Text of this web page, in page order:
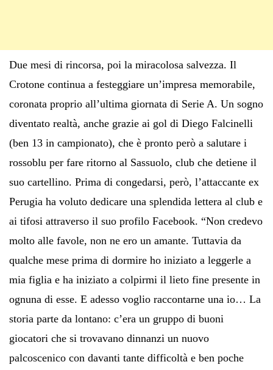
Due mesi di rincorsa, poi la miracolosa salvezza. Il
Crotone continua a festeggiare un’impresa memorabile,
coronata proprio all’ultima giornata di Serie A. Un sogno
diventato realtà, anche grazie ai gol di Diego Falcinelli
(ben 13 in campionato), che è pronto però a salutare i
rossoblu per fare ritorno al Sassuolo, club che detiene il
suo cartellino. Prima di congedarsi, però, l’attaccante ex
Perugia ha voluto dedicare una splendida lettera al club e
ai tifosi attraverso il suo profilo Facebook. “Non credevo
molto alle favole, non ne ero un amante. Tuttavia da
qualche mese prima di dormire ho iniziato a leggerle a
mia figlia e ha iniziato a colpirmi il lieto fine presente in
ognuna di esse. E adesso voglio raccontarne una io… La
storia parte da lontano: c’era un gruppo di buoni
giocatori che si trovavano dinnanzi un nuovo
palcoscenico con davanti tante difficoltà e ben poche